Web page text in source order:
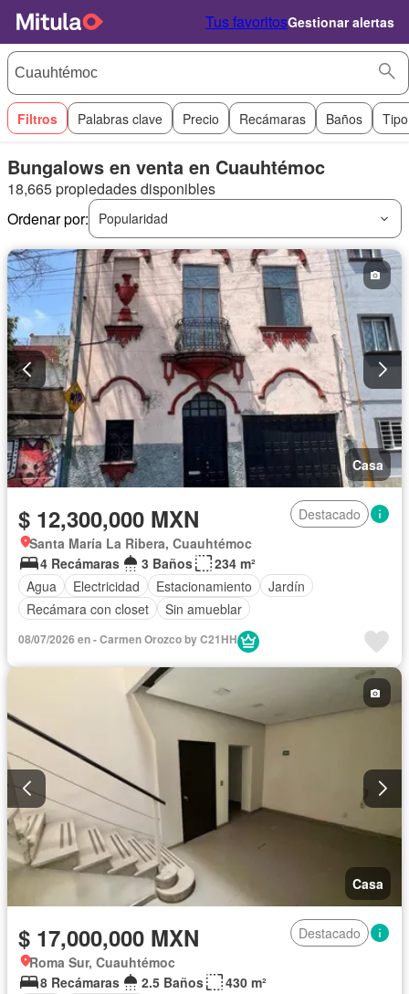
Tus favoritosGestionar alertas
Filtros Palabras clave Precio Recámaras Baños
Bungalows en venta en Cuauhtémoc
18,665 propiedades disponibles
Ordenar por:
Popularidad
Casa
$ 12,300,000 MXN
Destacado
Santa María La Ribera, Cuauhtémoc
4 Recámaras
3 Baños
234 m²
Agua
Electricidad Estacionamiento
Jardín
Recámara con closet
Sin amueblar
08/07/2026 en - Carmen Orozco by C21HH
Casa
$ 17,000,000 MXN
Destacado
Roma Sur, Cuauhtémoc
8 Recámaras
2.5 Baños
430 m²